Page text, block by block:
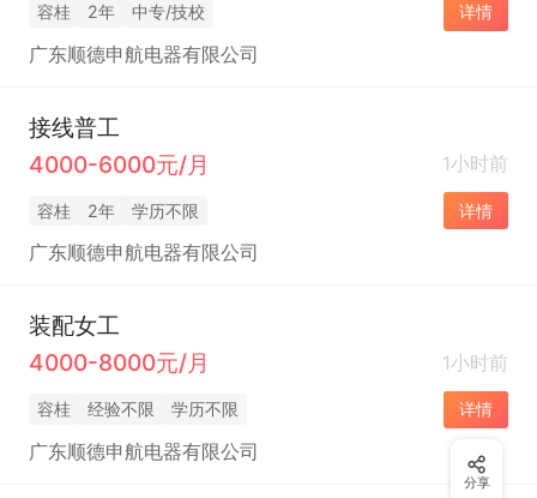
容桂 2年 中专/技校 详情
广东顺德申航电器有限公司
接线普工
4000-6000元/月
1小时前
容桂 2年 学历不限 详情
广东顺德申航电器有限公司
装配女工
4000-8000元/月
1小时前
容桂 经验不限 学历不限 详情
广东顺德申航电器有限公司
分享